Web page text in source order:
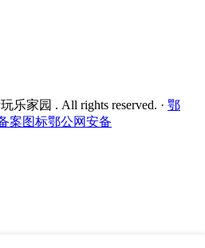
乐家园 . All rights reserved. · 鄂
鄂公网安备